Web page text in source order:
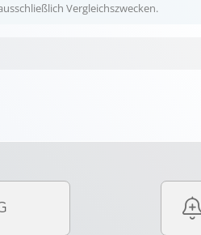
Vergleichszwecken.